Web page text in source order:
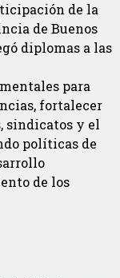
de la
de Buenos
diplomas a las
para
fortalecer
sindicatos y el
políticas de
de los